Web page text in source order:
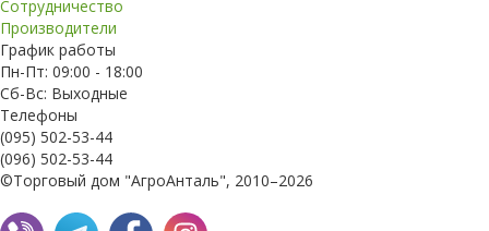
Сотрудничество
Производители
График работы
Пн-Пт: 09:00 - 18:00
Сб-Вс: Выходные
Телефоны
(095) 502-53-44
(096) 502-53-44
©Торговый дом "АгроАнталь", 2010–2026